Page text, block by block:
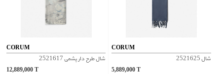
CORUM
شال طرح دار پشمی 2521617
12,889,000
CORUM
شال 2521625
5,889,000